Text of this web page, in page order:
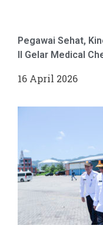
Pegawai Sehat,
II Gelar Medical
16 April 2026